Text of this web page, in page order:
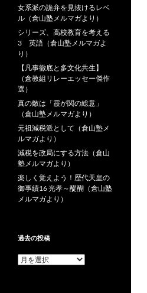
女系派の詭弁を見抜けるレベ
ル（倉山塾メルマガより）
シリーズ、高校教育を考える
3 英語（倉山塾メルマガよ
り）
【凡事徹底と多文化共生】
（倉教組リレーエッセー傑作
選）
真の敵は「霞が関の総意」
（倉山塾メルマガより）
元祖減税派として（倉山塾メ
ルマガより）
減税を政局にする方法（倉山
塾メルマガより）
楽しく覚えよう！歴代天皇の
御事績16 光孝～醍醐（倉山塾
メルマガより）
過去の投稿
過